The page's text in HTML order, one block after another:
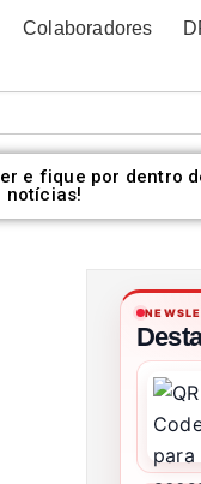
Colaboradores
e fique por dentro
notícias!